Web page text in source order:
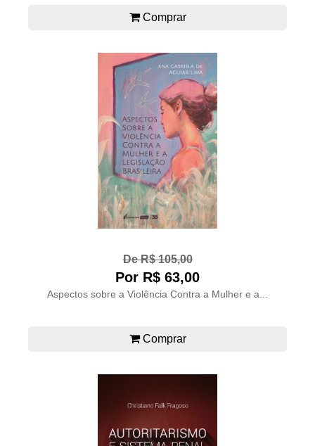
Comprar
De R$ 105,00
Por R$ 63,00
Aspectos sobre a Violência Contra a Mulher e a...
Comprar